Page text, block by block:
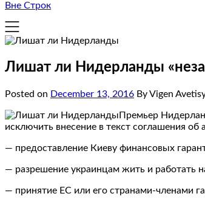
Вне Строк
Лишат ли Нидерланды
Posted on December 13, 2016 By Vigen
Премьер
исключить внесение в текст соглашения
— предоставление Киеву финансовых
— разрешение украинцам жить и работать
— принятие ЕС или его странами-членами